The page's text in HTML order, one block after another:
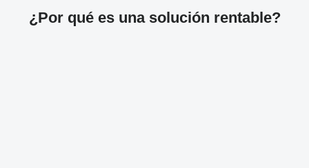
¿Por qué es una solución rentable?